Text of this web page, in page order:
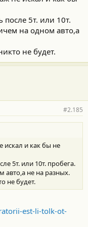
после 5т. или 10т.
на одном авто,а
не будет.
#2.185
искал и как бы не
5т. или 10т. пробега.
авто,а не на разных.
не будет.
est-li-tolk-ot-